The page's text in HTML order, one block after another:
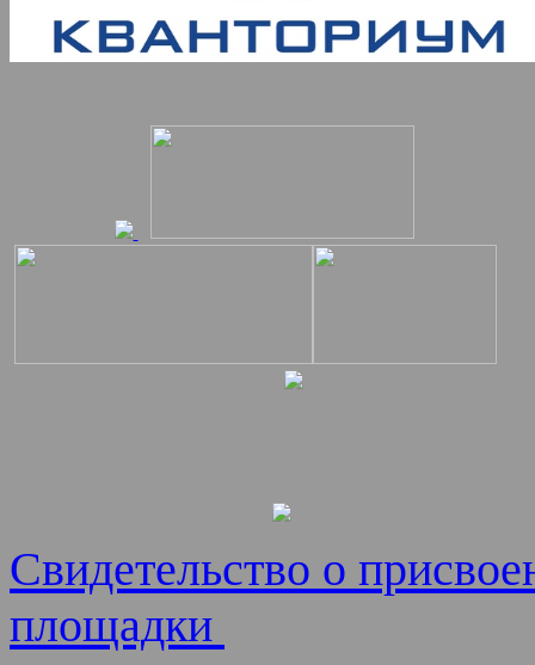
Свидетельство о
площадки